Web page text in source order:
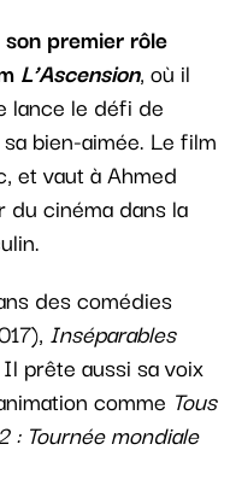
premier rôle
L’Ascension, où il
lance le défi de
bien-aimée. Le film
et vaut à Ahmed
du cinéma dans la
des comédies
Inséparables
prête aussi sa voix
comme Tous
: Tournée mondiale